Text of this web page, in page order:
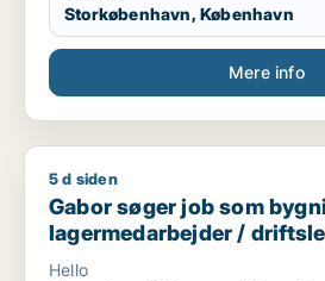
Storkøbenhavn, København
Mere info
Gabor søger job som
5 d siden
Gabor søger job som
lagermedarbejder /
ungarbejder / ufaglært
Hello